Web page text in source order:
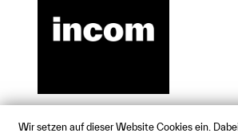
Wir setzen auf dieser Website Cookies ein.